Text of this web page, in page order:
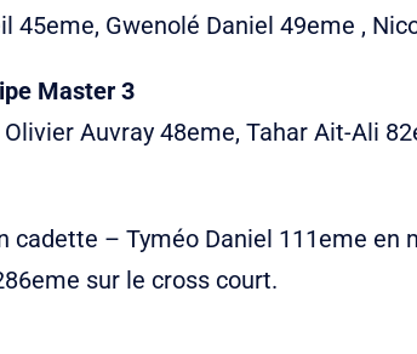
45eme, Gwenolé Daniel 49eme ,
Master 3
Auvray 48eme, Tahar Ait-Ali
cadette – Tyméo Daniel 111eme
sur le cross court.